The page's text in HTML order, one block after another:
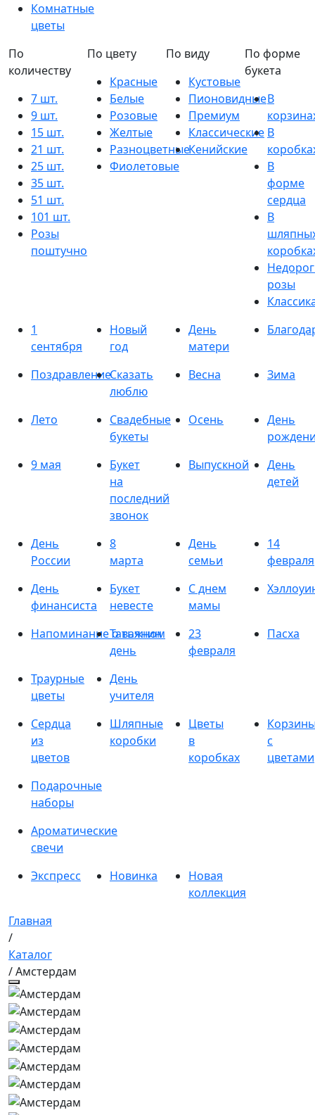
Комнатные
цветы
По
количеству
7 шт.
9 шт.
15 шт.
21 шт.
25 шт.
35 шт.
51 шт.
101 шт.
Розы
поштучно
По цвету
Красные
Белые
Розовые
Желтые
Разноцветные
Фиолетовые
По виду
Кустовые
Пионовидные
Премиум
Классические
Кенийские
По форме
букета
В
В
В
форме
сердца
В
розы
1
сентября
Новый
год
День
матери
ПоздравлениеСказать
люблю
Весна Зима
Лето
Свадебные
букеты
Осень
День
9 мая
Букет
на
последний
звонок
Выпускной
День
детей
День
России
8
марта
День
семьи
14
февраля
День
финансиста
Букет
невесте
С днем
мамы
Напоминание о важном
Татьянин
день
23
февраля
Пасха
Траурные
цветы
День
учителя
Сердца
из
цветов
Шляпные
коробки
Цветы
в
коробках
с
цветами
Подарочные
наборы
Ароматические
свечи
Экспресс
Новинка
Новая
коллекция
Главная
/
Каталог
/ Амстердам